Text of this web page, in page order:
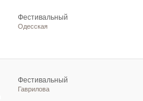
Фестивальный
Одесская
Фестивальный
Гаврилова